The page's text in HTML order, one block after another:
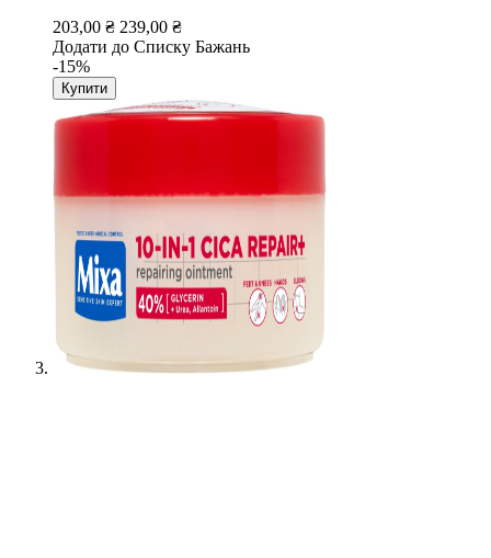
203,00 ₴ 239,00 ₴
Додати до Списку Бажань
-15%
Купити